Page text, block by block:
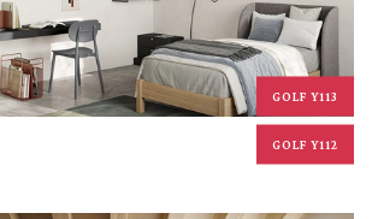
GOLF Y113
GOLF Y112